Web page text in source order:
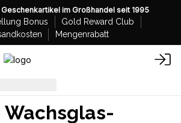
im Großhandel seit 1995
Bonus
Gold Reward Club
Mengenrabatt